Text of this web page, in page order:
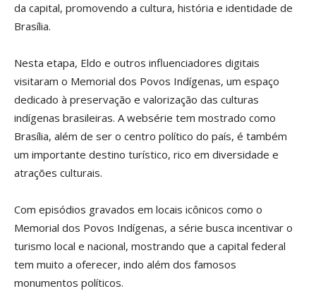
da capital, promovendo a cultura, história e identidade de
Brasília.
Nesta etapa, Eldo e outros influenciadores digitais
visitaram o Memorial dos Povos Indígenas, um espaço
dedicado à preservação e valorização das culturas
indígenas brasileiras. A websérie tem mostrado como
Brasília, além de ser o centro político do país, é também
um importante destino turístico, rico em diversidade e
atrações culturais.
Com episódios gravados em locais icônicos como o
Memorial dos Povos Indígenas, a série busca incentivar o
turismo local e nacional, mostrando que a capital federal
tem muito a oferecer, indo além dos famosos
monumentos políticos.